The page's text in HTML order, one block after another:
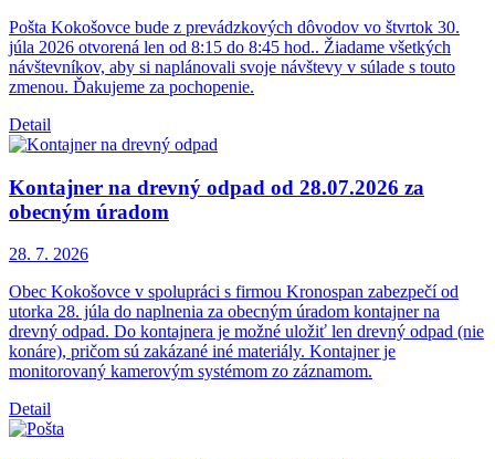
Pošta Kokošovce bude z prevádzkových dôvodov vo štvrtok 30.
júla 2026 otvorená len od 8:15 do 8:45 hod.. Žiadame všetkých
návštevníkov, aby si naplánovali svoje návštevy v súlade s touto
zmenou. Ďakujeme za pochopenie.
Detail
Kontajner na drevný odpad od 28.07.2026 za
obecným úradom
28. 7. 2026
Obec Kokošovce v spolupráci s firmou Kronospan zabezpečí od
utorka 28. júla do naplnenia za obecným úradom kontajner na
drevný odpad. Do kontajnera je možné uložiť len drevný odpad (nie
konáre), pričom sú zakázané iné materiály. Kontajner je
monitorovaný kamerovým systémom zo záznamom.
Detail